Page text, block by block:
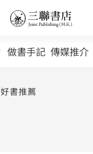
做書手記 傳媒推介
好書推薦